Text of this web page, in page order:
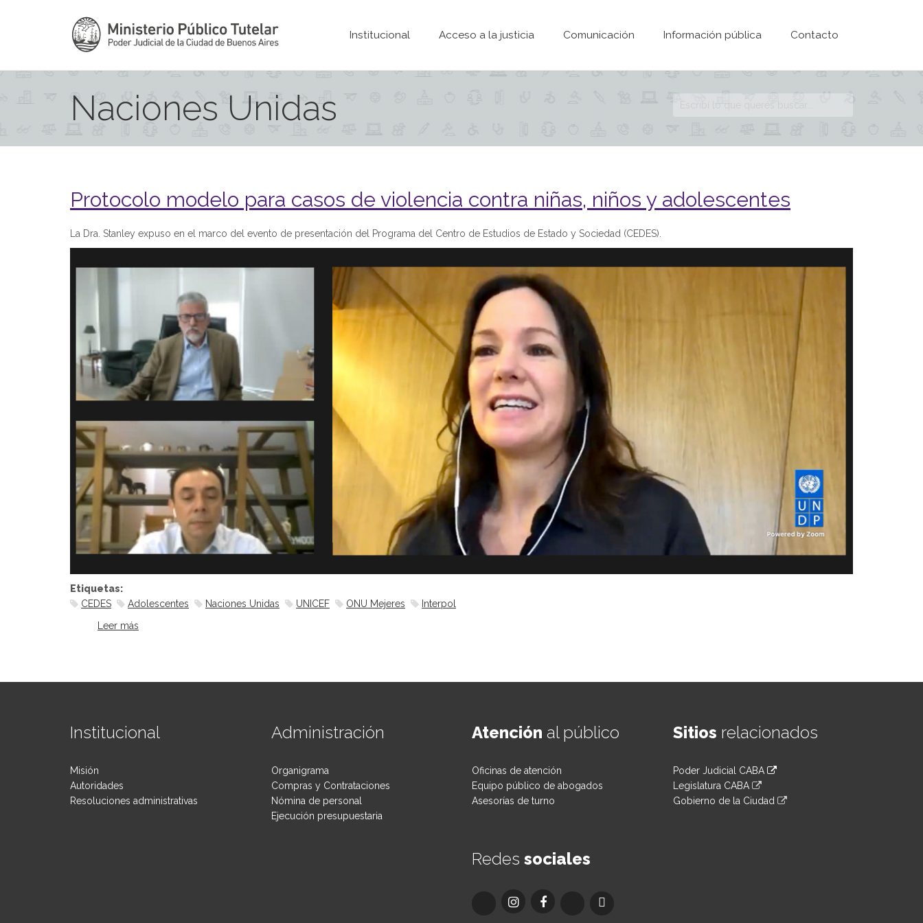
Institucional Acceso a la justicia Comunicación Información pública Contacto
Naciones Unidas
Formulario de
búsqueda
Protocolo modelo para casos de violencia contra niñas, niños y adolescentes
La Dra. Stanley expuso en el marco del evento de presentación del Programa del Centro de Estudios de Estado y Sociedad (CEDES).
Etiquetas:
CEDES
Adolescentes Naciones Unidas UNICEF ONU Mejeres
Interpol
Leer más
Institucional
Misión
Autoridades
Resoluciones administrativas
Administración
Organigrama
Compras y Contrataciones
Nómina de personal
Ejecución presupuestaria
Atención al público
Oficinas de atención
Equipo público de abogados
Asesorías de turno
Redes sociales
Sitios relacionados
Poder Judicial CABA
Legislatura CABA
Gobierno de la Ciudad